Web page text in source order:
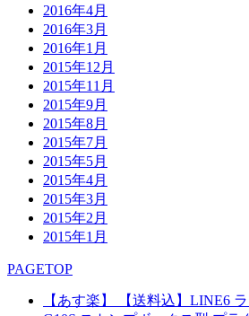
2016年4月
2016年3月
2016年1月
2015年12月
2015年11月
2015年9月
2015年8月
2015年7月
2015年5月
2015年4月
2015年3月
2015年2月
2015年1月
PAGETOP
【あす楽】 【送料込】LINE6